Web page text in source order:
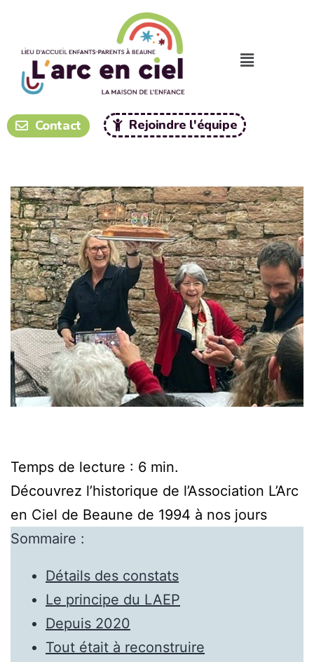
Contact Rejoindre l'équipe
Temps de lecture : 6 min.
Découvrez l’historique de l’Association L’Arc
en Ciel de Beaune de 1994 à nos jours
Sommaire :
Détails des constats
Le principe du LAEP
Depuis 2020
Tout était à reconstruire
Panneau de gestion des cookies